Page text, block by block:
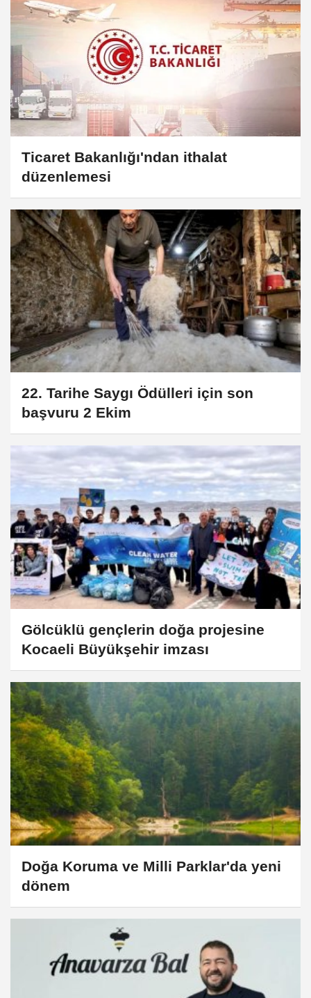
Ticaret Bakanlığı'ndan ithalat
düzenlemesi
22. Tarihe Saygı Ödülleri için son
başvuru 2 Ekim
Gölcüklü gençlerin doğa projesine
Kocaeli Büyükşehir imzası
Doğa Koruma ve Milli Parklar'da yeni
dönem